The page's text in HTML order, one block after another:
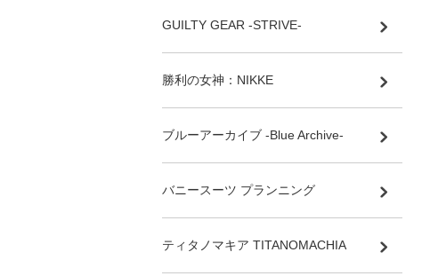
GUILTY GEAR -STRIVE-
勝利の女神：NIKKE
ブルーアーカイブ -Blue Archive-
バニースーツ プランニング
ティタノマキア TITANOMACHIA